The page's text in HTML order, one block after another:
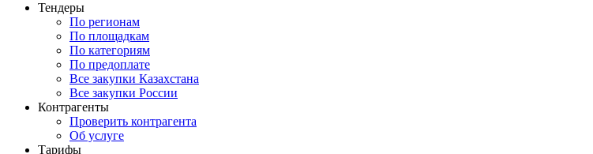
Тендеры
По регионам
По площадкам
По категориям
По предоплате
Все закупки Казахстана
Все закупки России
Контрагенты
Проверить контрагента
Об услуге
Тарифы